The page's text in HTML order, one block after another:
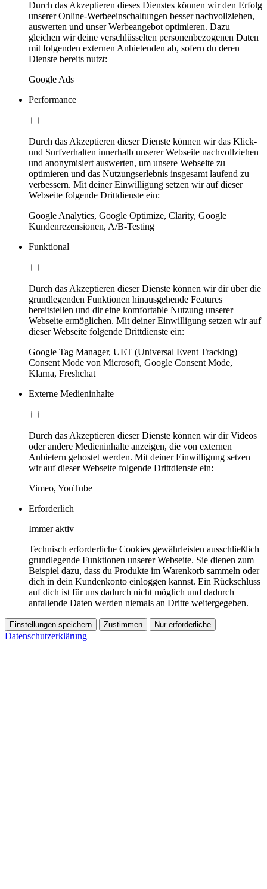
Durch das Akzeptieren dieses Dienstes können wir den Erfolg
unserer Online-Werbeeinschaltungen besser nachvollziehen,
auswerten und unser Werbeangebot optimieren. Dazu
gleichen wir deine verschlüsselten personenbezogenen Daten
mit folgenden externen Anbietenden ab, sofern du deren
Dienste bereits nutzt:
Google Ads
Performance
Durch das Akzeptieren dieser Dienste können wir das Klick-
und Surfverhalten innerhalb unserer Webseite nachvollziehen
und anonymisiert auswerten, um unsere Webseite zu
optimieren und das Nutzungserlebnis insgesamt laufend zu
verbessern. Mit deiner Einwilligung setzen wir auf dieser
Webseite folgende Drittdienste ein:
Google Analytics, Google Optimize, Clarity, Google
Kundenrezensionen, A/B-Testing
Funktional
Durch das Akzeptieren dieser Dienste können wir dir über die
grundlegenden Funktionen hinausgehende Features
bereitstellen und dir eine komfortable Nutzung unserer
Webseite ermöglichen. Mit deiner Einwilligung setzen wir auf
dieser Webseite folgende Drittdienste ein:
Google Tag Manager, UET (Universal Event Tracking)
Consent Mode von Microsoft, Google Consent Mode,
Klarna, Freshchat
Externe Medieninhalte
Durch das Akzeptieren dieser Dienste können wir dir Videos
oder andere Medieninhalte anzeigen, die von externen
Anbietern gehostet werden. Mit deiner Einwilligung setzen
wir auf dieser Webseite folgende Drittdienste ein:
Vimeo, YouTube
Erforderlich
Immer aktiv
Technisch erforderliche Cookies gewährleisten ausschließlich
grundlegende Funktionen unserer Webseite. Sie dienen zum
Beispiel dazu, dass du Produkte im Warenkorb sammeln oder
dich in dein Kundenkonto einloggen kannst. Ein Rückschluss
auf dich ist für uns dadurch nicht möglich und dadurch
anfallende Daten werden niemals an Dritte weitergegeben.
Einstellungen speichern Zustimmen Nur erforderliche
Datenschutzerklärung